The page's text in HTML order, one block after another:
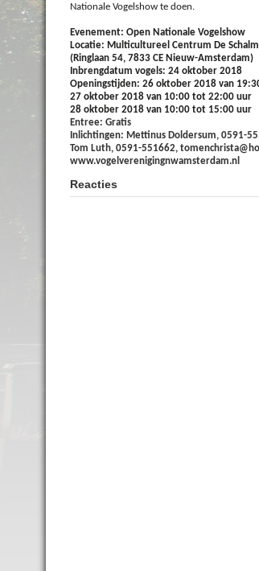
Nationale Vogelshow te doen.
Evenement: Open Nationale Vogelshow
Locatie: Multicultureel Centrum De Schalm
(Ringlaan 54, 7833 CE Nieuw-Amsterdam)
Inbrengdatum vogels: 24 oktober 2018
Openingstijden: 26 oktober 2018 van
27 oktober 2018 van 10:00 tot 22:00 uur
28 oktober 2018 van 10:00 tot 15:00 uur
Entree: Gratis
Inlichtingen: Mettinus Doldersum, 0591-
Tom Luth, 0591-551662,
www.vogelverenigingnwamsterdam.nl
Reacties